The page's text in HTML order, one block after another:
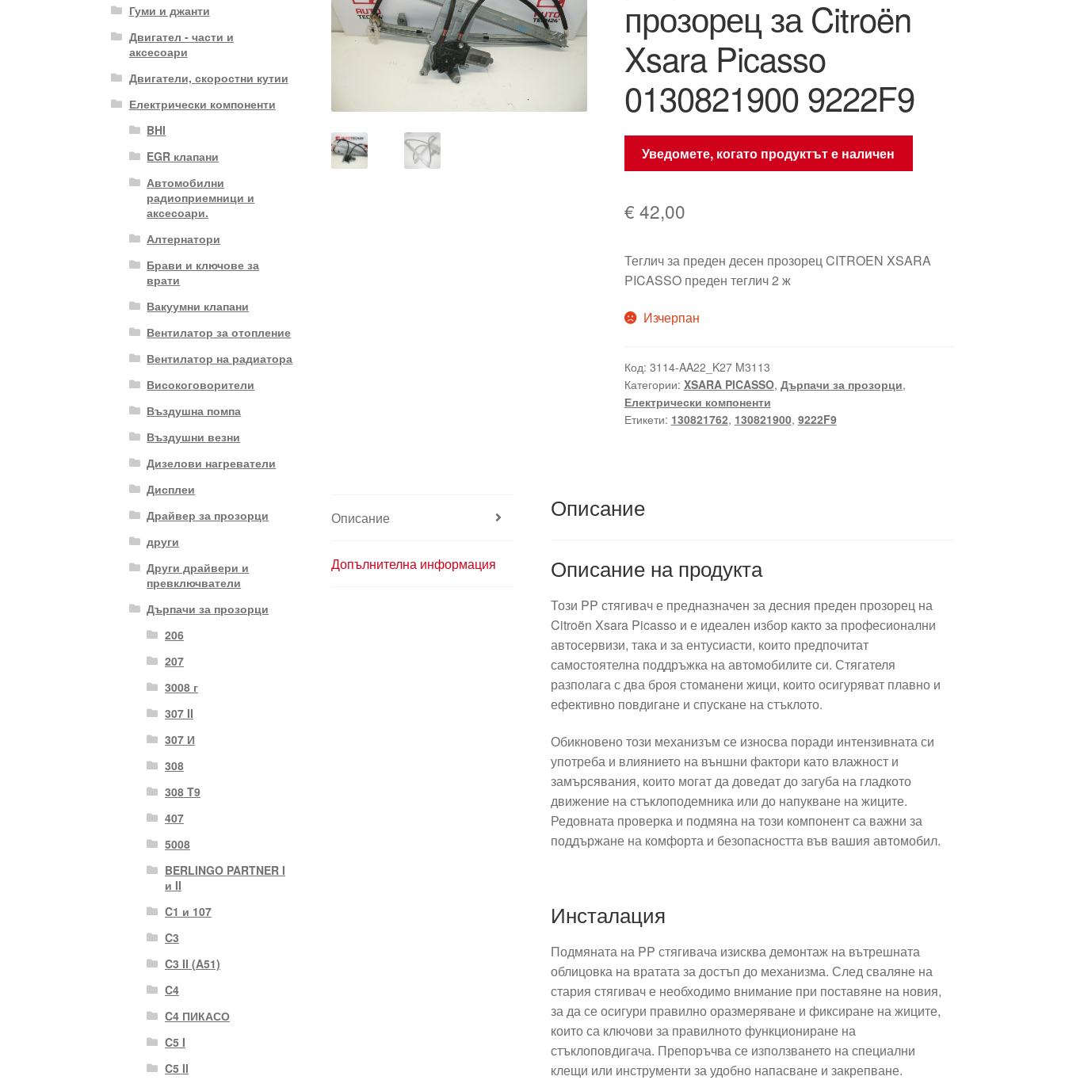
прозорец за Citroën
Xsara Picasso
0130821900 9222F9
Уведомете, когато продуктът е наличен
€ 42,00
Теглич за преден десен прозорец CITROEN XSARA
PICASSO преден теглич 2 ж
Изчерпан
Код: 3114-AA22_K27 M3113
Категории: XSARA PICASSO, Дърпачи за прозорци,
Електрически компоненти
Етикети: 130821762, 130821900, 9222F9
Описание
Допълнителна информация
Описание
Описание на продукта
Този PP стягивач е предназначен за десния преден прозорец на
Citroën Xsara Picasso и е идеален избор както за професионални
автосервизи, така и за ентусиасти, които предпочитат
самостоятелна поддръжка на автомобилите си. Стягателя
разполага с два броя стоманени жици, които осигуряват плавно и
ефективно повдигане и спускане на стъклото.
Обикновено този механизъм се износва поради интензивната си
употреба и влиянието на външни фактори като влажност и
замърсявания, които могат да доведат до загуба на гладкото
движение на стъклоподемника или до напукване на жиците.
Редовната проверка и подмяна на този компонент са важни за
поддържане на комфорта и безопасността във вашия автомобил.
Инсталация
Подмяната на PP стягивача изисква демонтаж на вътрешната
облицовка на вратата за достъп до механизма. След сваляне на
стария стягивач е необходимо внимание при поставяне на новия,
за да се осигури правилно оразмеряване и фиксиране на жиците,
които са ключови за правилното функциониране на
стъклоповдигача. Препоръчва се използването на специални
клещи или инструменти за удобно напасване и закрепване.
Гуми и джанти
Двигател - части и
аксесоари
Двигатели, скоростни кутии
Електрически компоненти
BHI
EGR клапани
Автомобилни
радиоприемници и
аксесоари.
Алтернатори
Брави и ключове за
врати
Вакуумни клапани
Вентилатор за отопление
Вентилатор на радиатора
Високоговорители
Въздушна помпа
Въздушни везни
Дизелови нагреватели
Дисплеи
Драйвер за прозорци
други
Други драйвери и
превключватели
Дърпачи за прозорци
206
207
3008 г
307 II
307 И
308
308 T9
407
5008
BERLINGO PARTNER I
и II
C1 и 107
C3
C3 II (A51)
C4
C4 ПИКАСО
C5 I
C5 II